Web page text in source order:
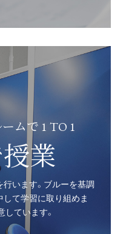
ムで 1 TO 1
業
います。ブルーを基調
て学習に取り組めま
しています。